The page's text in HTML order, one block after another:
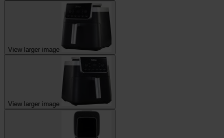
View larger image
View larger image